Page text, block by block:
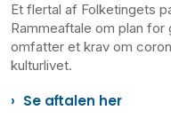
Et flertal af Folketingets
Rammeaftale om plan for
omfatter et krav om
kulturlivet.
Se aftalen her